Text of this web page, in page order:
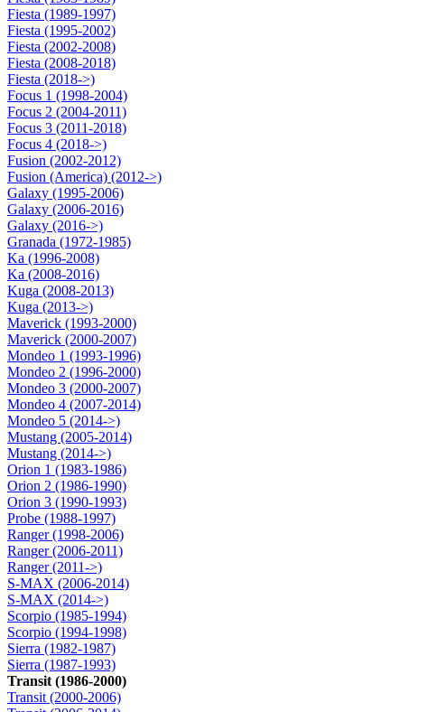
Fiesta (1989-1997)
Fiesta (1995-2002)
Fiesta (2002-2008)
Fiesta (2008-2018)
Fiesta (2018->)
Focus 1 (1998-2004)
Focus 2 (2004-2011)
Focus 3 (2011-2018)
Focus 4 (2018->)
Fusion (2002-2012)
Fusion (America) (2012->)
Galaxy (1995-2006)
Galaxy (2006-2016)
Galaxy (2016->)
Granada (1972-1985)
Ka (1996-2008)
Ka (2008-2016)
Kuga (2008-2013)
Kuga (2013->)
Maverick (1993-2000)
Maverick (2000-2007)
Mondeo 1 (1993-1996)
Mondeo 2 (1996-2000)
Mondeo 3 (2000-2007)
Mondeo 4 (2007-2014)
Mondeo 5 (2014->)
Mustang (2005-2014)
Mustang (2014->)
Orion 1 (1983-1986)
Orion 2 (1986-1990)
Orion 3 (1990-1993)
Probe (1988-1997)
Ranger (1998-2006)
Ranger (2006-2011)
Ranger (2011->)
S-MAX (2006-2014)
S-MAX (2014->)
Scorpio (1985-1994)
Scorpio (1994-1998)
Sierra (1982-1987)
Sierra (1987-1993)
Transit (1986-2000)
Transit (2000-2006)